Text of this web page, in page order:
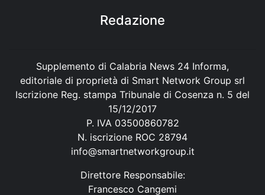
Redazione
Supplemento di Calabria News 24 Informa,
editoriale di proprietà di Smart Network Group srl
Iscrizione Reg. stampa Tribunale di Cosenza n. 5 del
15/12/2017
P. IVA 03500860782
N. iscrizione ROC 28794
info@smartnetworkgroup.it
Direttore Responsabile:
Francesco Cangemi